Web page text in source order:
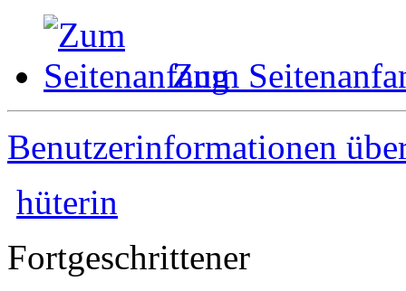
Zum
Benutzerinformationen
hüterin
Fortgeschrittener